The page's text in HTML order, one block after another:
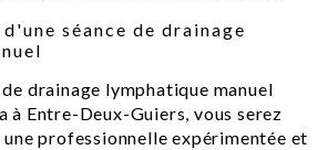
séance de drainage
drainage lymphatique manuel
à Entre-Deux-Guiers, vous serez
professionnelle expérimentée et